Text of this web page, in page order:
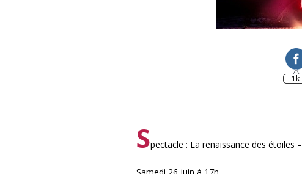
1k
Spectacle : La renaissance des étoiles